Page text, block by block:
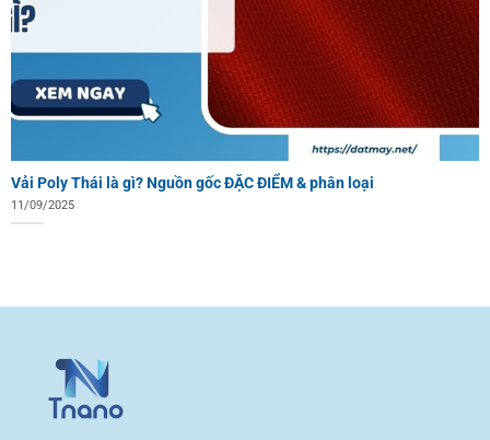
Vải Poly Thái là gì? Nguồn gốc ĐẶC ĐIỂM & phân loại
11/09/2025